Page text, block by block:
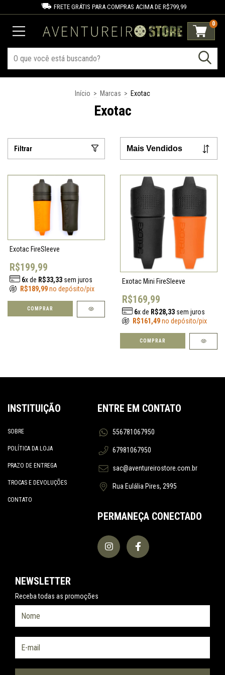
FRETE GRÁTIS PARA COMPRAS ACIMA DE R$799,99
0
Início > Marcas > Exotac
Exotac
Filtrar
Exotac FireSleeve
R$199,99
6x de R$33,33sem juros
R$189,99no depósito/pix
COMPRAR
Exotac Mini FireSleeve
R$169,99
6x de R$28,33sem juros
R$161,49no depósito/pix
COMPRAR
INSTITUIÇÃO
SOBRE
POLÍTICA DA LOJA
PRAZO DE ENTREGA
TROCAS E DEVOLUÇÕES
CONTATO
ENTRE EM CONTATO
556781067950
67981067950
sac@aventureirostore.com.br
Rua Eulália Pires, 2995
PERMANEÇA CONECTADO
NEWSLETTER
Receba todas as promoções